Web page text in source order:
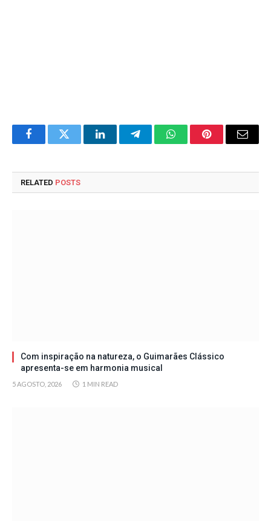
FacebookTwitter LinkedInTelegramWhatsAppPinterestEmail
RELATED POSTS
Com inspiração na natureza, o Guimarães Clássico
apresenta-se em harmonia musical
5 AGOSTO, 2026 1 MIN READ